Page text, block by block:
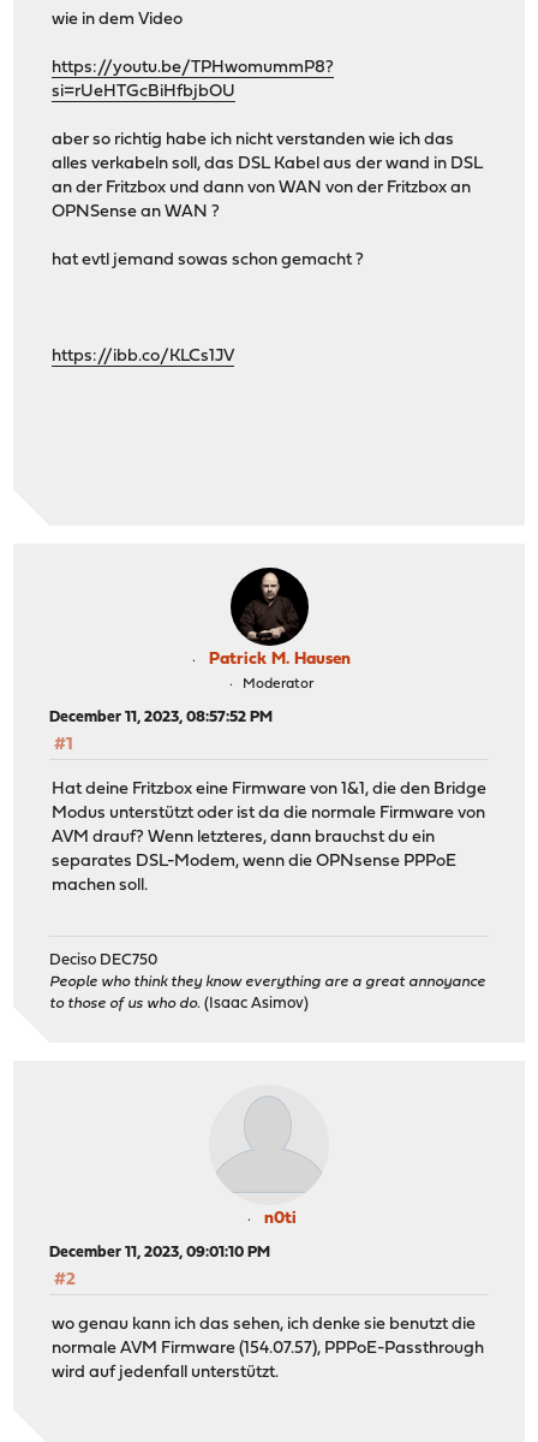
wie in dem Video
https://youtu.be/TPHwomummP8?
si=rUeHTGcBiHfbjbOU
aber so richtig habe ich nicht verstanden wie ich das
alles verkabeln soll, das DSL Kabel aus der wand in DSL
an der Fritzbox und dann von WAN von der Fritzbox an
OPNSense an WAN ?
hat evtl jemand sowas schon gemacht ?
https://ibb.co/KLCs1JV
Patrick M. Hausen
Moderator
December 11, 2023, 08:57:52 PM
#1
Hat deine Fritzbox eine Firmware von 1&1, die den Bridge
Modus unterstützt oder ist da die normale Firmware von
AVM drauf? Wenn letzteres, dann brauchst du ein
separates DSL-Modem, wenn die OPNsense PPPoE
machen soll.
Deciso DEC750
People who think they know everything are a great annoyance
to those of us who do. (Isaac Asimov)
n0ti
December 11, 2023, 09:01:10 PM
#2
wo genau kann ich das sehen, ich denke sie benutzt die
normale AVM Firmware (154.07.57), PPPoE-Passthrough
wird auf jedenfall unterstützt.